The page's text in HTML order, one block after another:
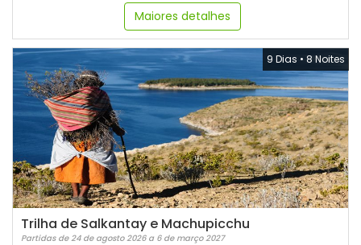
Maiores detalhes
9 Dias • 8 Noites
Trilha de Salkantay e Machupicchu
Partidas de 24 de agosto 2026 a 6 de março 2027